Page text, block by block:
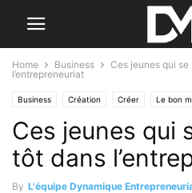
Home Business
Ces jeunes qui
l’entrepreneuriat
Business Création Créer Le bon
Ces jeunes qui
tôt dans
By L'équipe Dynamique